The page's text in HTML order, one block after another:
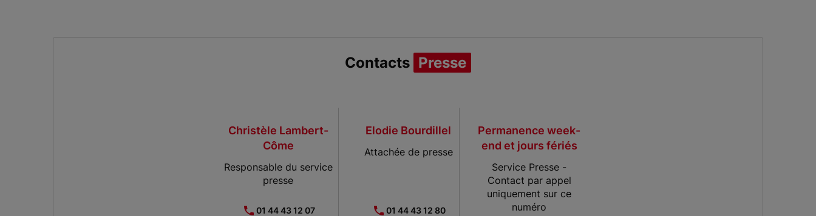
Contacts Presse
Christèle Lambert-
Côme
Responsable du service
presse
01 44 43 12 07
Elodie Bourdillel
Attachée de presse
01 44 43 12 80
Permanence week-
end et jours fériés
Service Presse -
Contact par appel
uniquement sur ce
numéro